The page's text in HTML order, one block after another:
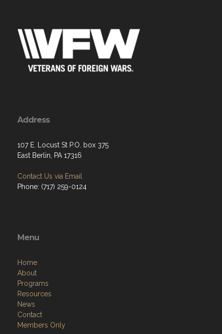
Address
107 E. Locust St P.O. box 375
East Berlin, PA 17316
Contact Us via Email
Phone: (717) 259-0124
Menu
Home
About
Programs
Resources
News
Contact
Members Only